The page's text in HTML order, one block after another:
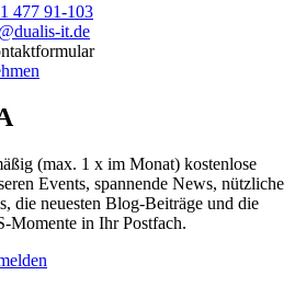
477 91-103
it.de
(max. 1 x im Monat) kostenlose
Events, spannende News, nützliche
die neuesten Blog-Beiträge und die
Momente in Ihr Postfach.